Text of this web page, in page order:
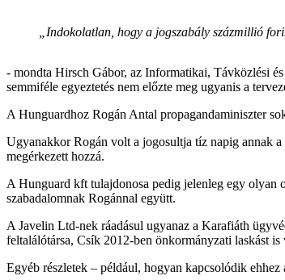
„Indokolatlan, hogy a jogszabály százmillió
- mondta Hirsch Gábor, az Informatikai, Távközlési
semmiféle egyeztetés nem előzte meg ugyanis a
A Hunguardhoz Rogán Antal propagandaminiszter
Ugyanakkor Rogán volt a jogosultja tíz napig annak a
megérkezett hozzá.
A Hunguard kft tulajdonosa pedig jelenleg egy olyan
szabadalomnak Rogánnal együtt.
A Javelin Ltd-nek ráadásul ugyanaz a Karafiáth
feltalálótársa, Csík 2012-ben önkormányzati laskást
Egyéb részletek – például, hogyan kapcsolódik